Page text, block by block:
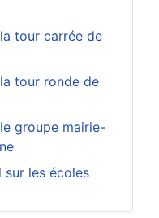
tour carrée de
tour ronde de
groupe mairie-
les écoles